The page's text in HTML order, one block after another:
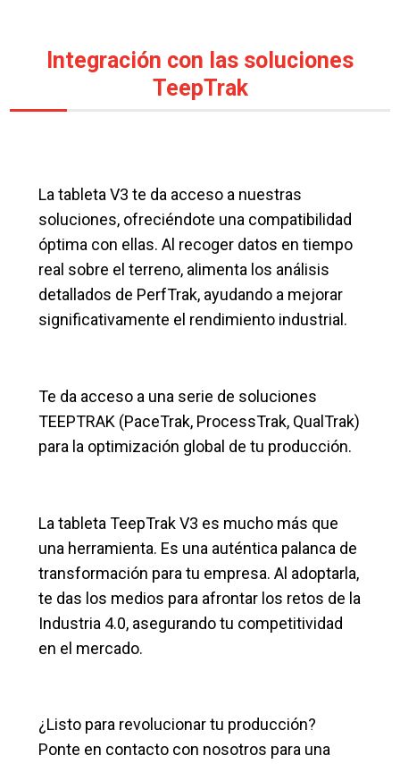
Integración con las soluciones
TeepTrak
La tableta V3 te da acceso a nuestras
soluciones, ofreciéndote una compatibilidad
óptima con ellas. Al recoger datos en tiempo
real sobre el terreno, alimenta los análisis
detallados de PerfTrak, ayudando a mejorar
significativamente el rendimiento industrial.
Te da acceso a una serie de soluciones
TEEPTRAK (PaceTrak, ProcessTrak, QualTrak)
para la optimización global de tu producción.
La tableta TeepTrak V3 es mucho más que
una herramienta. Es una auténtica palanca de
transformación para tu empresa. Al adoptarla,
te das los medios para afrontar los retos de la
Industria 4.0, asegurando tu competitividad
en el mercado.
¿Listo para revolucionar tu producción?
Ponte en contacto con nosotros para una